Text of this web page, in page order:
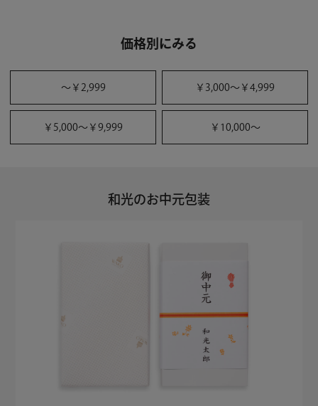
価格別にみる
〜￥2,999 ￥3,000〜￥4,999
￥5,000〜￥9,999 ￥10,000〜
和光のお中元包装